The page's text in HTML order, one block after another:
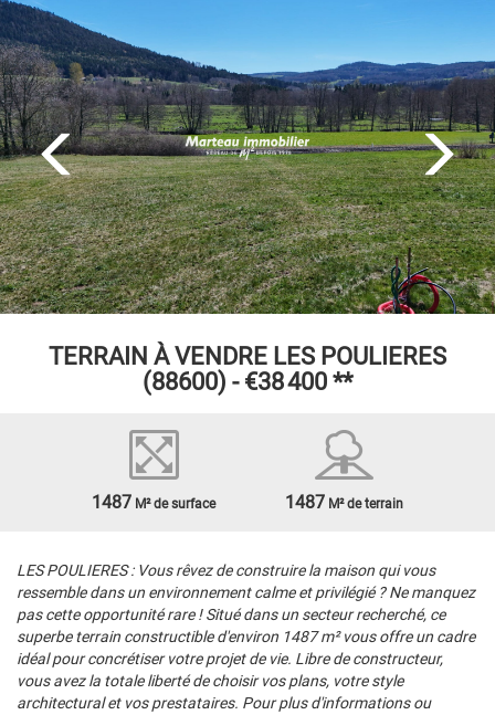
TERRAIN À VENDRE LES POULIERES
(88600) - €38 400 **
1487 M² de surface 1487 M² de terrain
LES POULIERES : Vous rêvez de construire la maison qui vous
ressemble dans un environnement calme et privilégié ? Ne manquez
pas cette opportunité rare ! Situé dans un secteur recherché, ce
superbe terrain constructible d'environ 1487 m² vous offre un cadre
idéal pour concrétiser votre projet de vie. Libre de constructeur,
vous avez la totale liberté de choisir vos plans, votre style
architectural et vos prestataires. Pour plus d'informations ou